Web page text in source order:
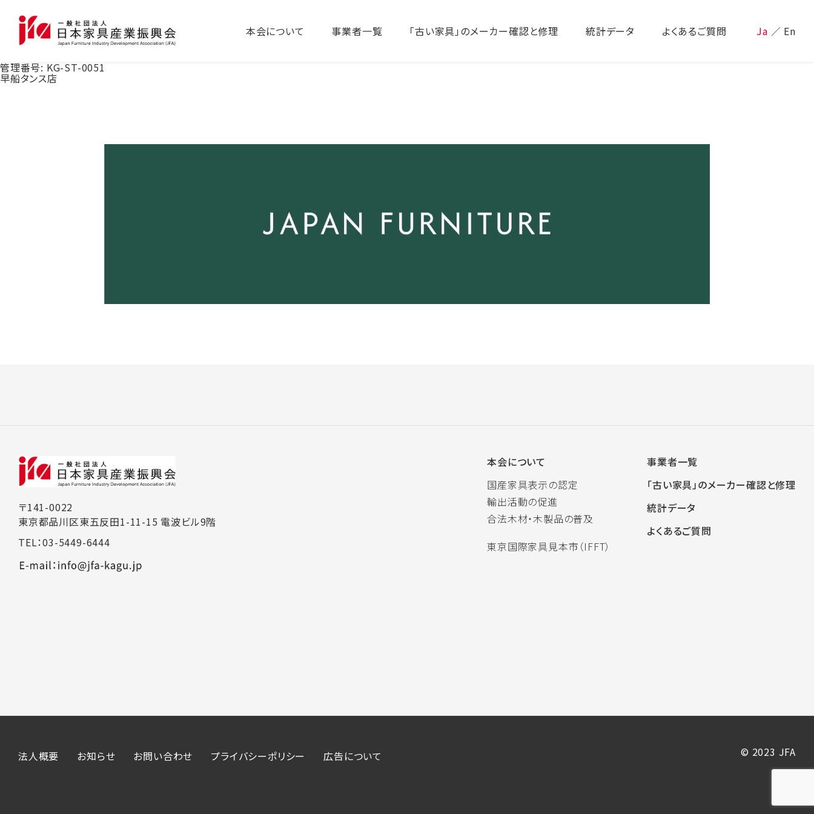
本会について 事業者一覧 「古い家具」のメーカー確認と修理 統計データ よくあるご質問 Ja ／ En
管理番号: KG-ST-0051
早船タンス店
〒141-0022
東京都品川区東五反田1-11-15 電波ビル9階
TEL：03-5449-6444
本会について
国産家具表示の認定
輸出活動の促進
合法木材・木製品の普及
東京国際家具見本市（IFFT）
事業者一覧
「古い家具」のメーカー確認と修理
統計データ
よくあるご質問
法人概要 お知らせ お問い合わせ プライバシーポリシー 広告について © 2023 JFA